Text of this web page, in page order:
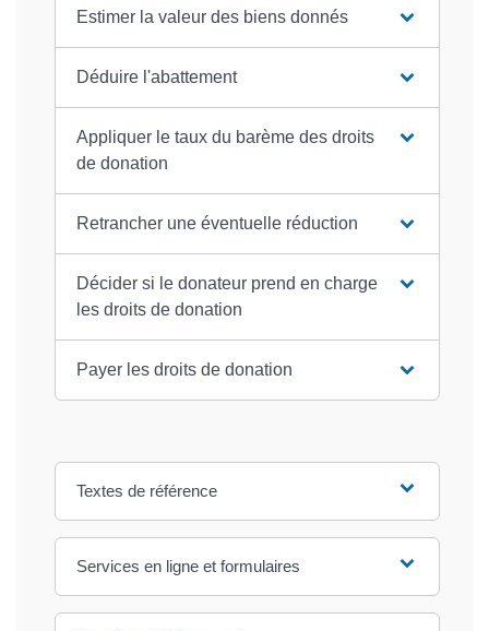
Estimer la valeur des biens donnés
Déduire l'abattement
Appliquer le taux du barème des droits
de donation
Retrancher une éventuelle réduction
Décider si le donateur prend en charge
les droits de donation
Payer les droits de donation
Textes de référence
Services en ligne et formulaires